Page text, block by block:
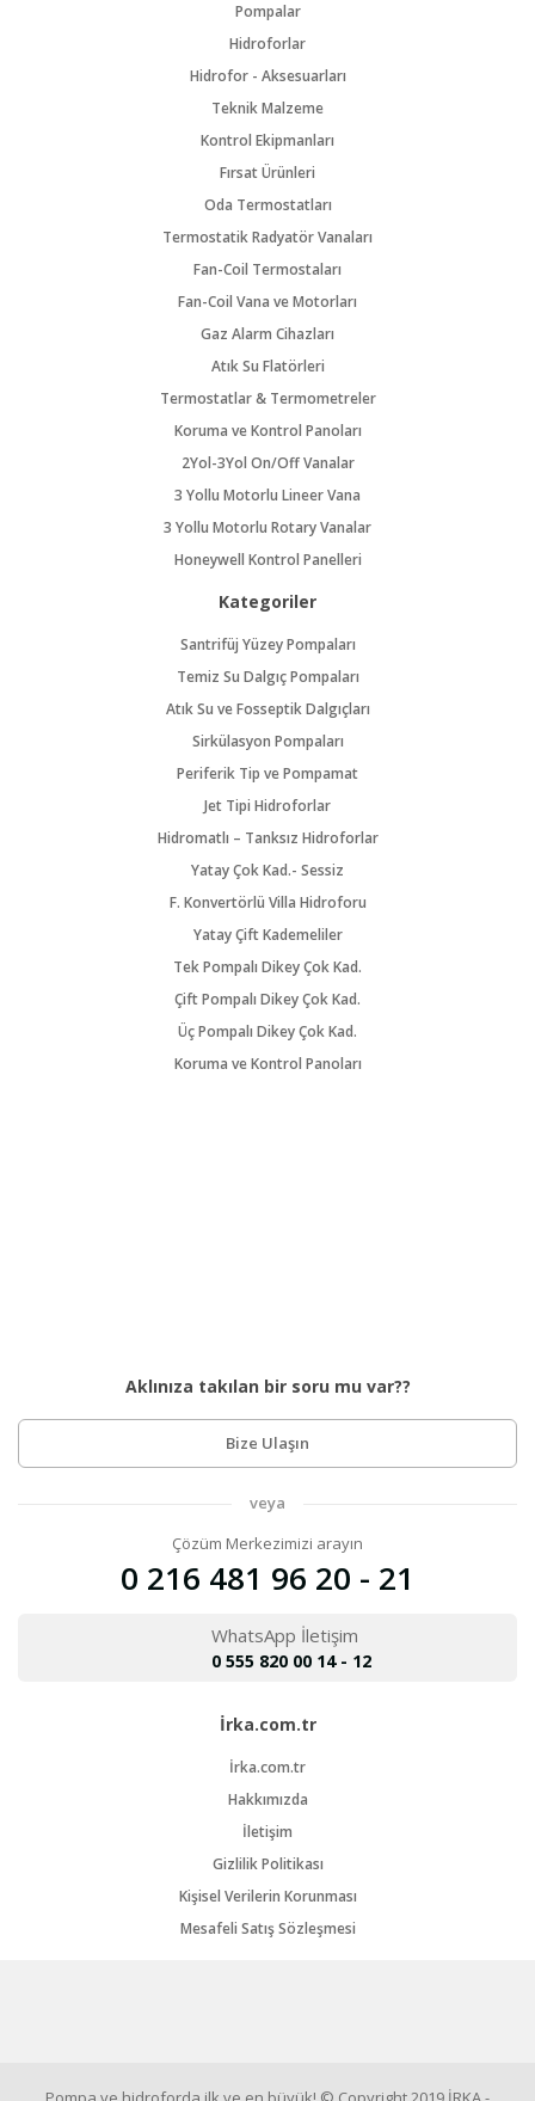
Pompalar
Hidroforlar
Hidrofor - Aksesuarları
Teknik Malzeme
Kontrol Ekipmanları
Fırsat Ürünleri
Oda Termostatları
Termostatik Radyatör Vanaları
Fan-Coil Termostaları
Fan-Coil Vana ve Motorları
Gaz Alarm Cihazları
Atık Su Flatörleri
Termostatlar & Termometreler
Koruma ve Kontrol Panoları
2Yol-3Yol On/Off Vanalar
3 Yollu Motorlu Lineer Vana
3 Yollu Motorlu Rotary Vanalar
Honeywell Kontrol Panelleri
Kategoriler
Santrifüj Yüzey Pompaları
Temiz Su Dalgıç Pompaları
Atık Su ve Fosseptik Dalgıçları
Sirkülasyon Pompaları
Periferik Tip ve Pompamat
Jet Tipi Hidroforlar
Hidromatlı – Tanksız Hidroforlar
Yatay Çok Kad.- Sessiz
F. Konvertörlü Villa Hidroforu
Yatay Çift Kademeliler
Tek Pompalı Dikey Çok Kad.
Çift Pompalı Dikey Çok Kad.
Üç Pompalı Dikey Çok Kad.
Koruma ve Kontrol Panoları
Aklınıza takılan bir soru mu var??
Bize Ulaşın
veya
Çözüm Merkezimizi arayın
0 216 481 96 20 - 21
WhatsApp İletişim
0 555 820 00 14 - 12
İrka.com.tr
İrka.com.tr
Hakkımızda
İletişim
Gizlilik Politikası
Kişisel Verilerin Korunması
Mesafeli Satış Sözleşmesi